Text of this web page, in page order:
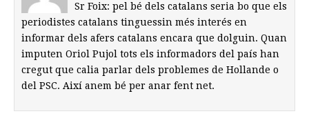
Sr Foix: pel bé dels catalans seria bo que els
periodistes catalans tinguessin més interés en
informar dels afers catalans encara que dolguin. Quan
imputen Oriol Pujol tots els informadors del país han
cregut que calia parlar dels problemes de Hollande o
del PSC. Així anem bé per anar fent net.